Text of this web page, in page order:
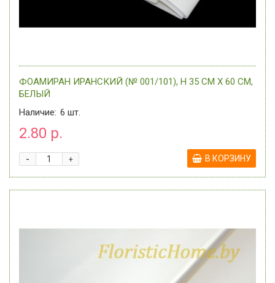
ФОАМИРАН ИРАНСКИЙ (№ 001/101), H 35 СМ Х 60 СМ,
БЕЛЫЙ
Наличие: 6 шт.
2.80 р.
+
- В КОРЗИНУ